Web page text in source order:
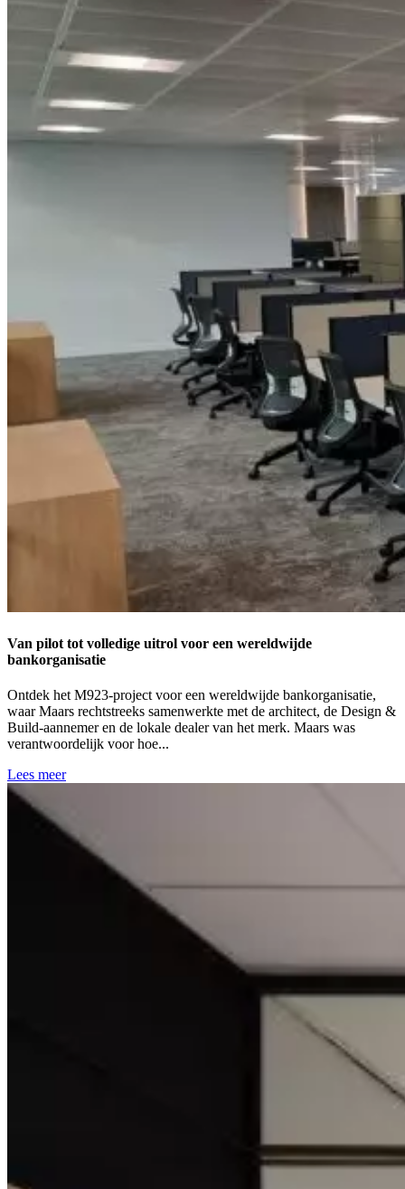
Van pilot tot volledige uitrol voor een wereldwijde
bankorganisatie
Ontdek het M923-project voor een wereldwijde bankorganisatie,
waar Maars rechtstreeks samenwerkte met de architect, de Design &
Build-aannemer en de lokale dealer van het merk. Maars was
verantwoordelijk voor hoe...
Lees meer